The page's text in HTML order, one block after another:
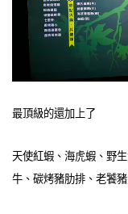
最頂級的還加上了
天使紅蝦、海虎蝦、野
牛、碳烤豬肋排、老饕豬